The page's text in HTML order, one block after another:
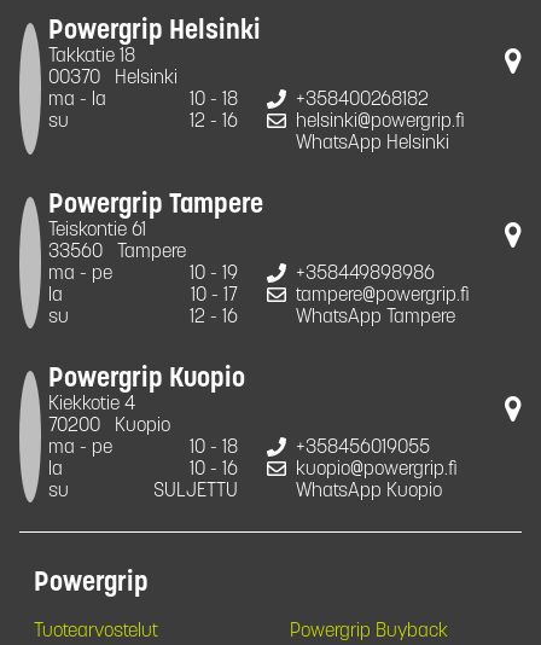
Powergrip Helsinki
Takkatie 18
00370
Helsinki
ma - la
10 - 18
su
12 - 16
+358400268182
helsinki@powergrip.fi
WhatsApp Helsinki
Powergrip Tampere
Teiskontie 61
33560
Tampere
ma - pe
10 - 19
la
10 - 17
su
12 - 16
+358449898986
tampere@powergrip.fi
WhatsApp Tampere
Powergrip Kuopio
Kiekkotie 4
70200
Kuopio
ma - pe
10 - 18
la
10 - 16
su
SULJETTU
+358456019055
kuopio@powergrip.fi
WhatsApp Kuopio
Powergrip
Tuotearvostelut Powergrip Buyback